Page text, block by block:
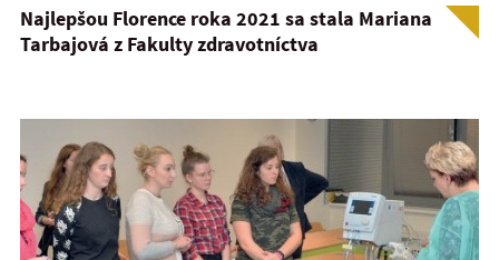
Najlepšou Florence roka 2021 sa stala Mariana
Tarbajová z Fakulty zdravotníctva